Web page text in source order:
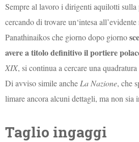
Sempre al lavoro i dirigenti aquilotti
cercando di trovare un‘intesa
Panathinaikos che giorno dopo giorno
avere a titolo definitivo il portiere
XIX, si continua a cercare una
Di avviso simile anche La Nazione, che
limare ancora alcuni dettagli, ma non sia
Taglio ingaggi